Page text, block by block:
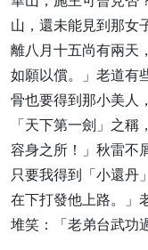
山，還未能見到那女
離八月十五尚有兩天
如願以償。」老道有
骨也要得到那小美人
「天下第一劍」之
容身之所！」秋雷不
只要我得到「小還丹
在下打發他上路。」
堆笑：「老弟台武功